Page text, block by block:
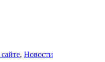
, Новости